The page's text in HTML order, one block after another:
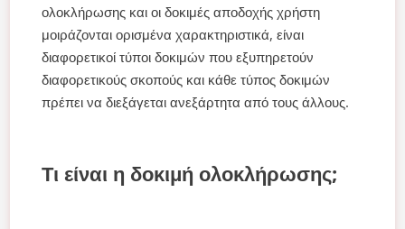
ολοκλήρωσης και οι δοκιμές αποδοχής χρήστη
μοιράζονται ορισμένα χαρακτηριστικά, είναι
διαφορετικοί τύποι δοκιμών που εξυπηρετούν
διαφορετικούς σκοπούς και κάθε τύπος δοκιμών
πρέπει να διεξάγεται ανεξάρτητα από τους άλλους.
Τι είναι η δοκιμή ολοκλήρωσης;